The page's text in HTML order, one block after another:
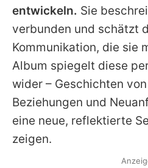
entwickeln. Sie
verbunden und schätzt
Kommunikation, die sie
Album spiegelt diese
wider – Geschichten
Beziehungen und
eine neue, reflektierte
zeigen.